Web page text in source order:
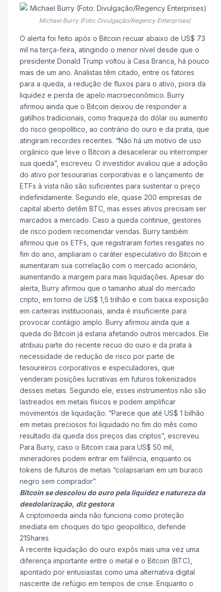
Michael Burry (Foto: Divulgação/Regency Enterprises)
O alerta foi feito após o Bitcoin recuar abaixo de US$ 73
mil na terça-feira, atingindo o menor nível desde que o
presidente Donald Trump voltou à Casa Branca, há pouco
mais de um ano. Analistas têm citado, entre os fatores
para a queda, a redução de fluxos para o ativo, piora da
liquidez e perda de apelo macroeconômico. Burry
afirmou ainda que o Bitcoin deixou de responder a
gatilhos tradicionais, como fraqueza do dólar ou aumento
do risco geopolítico, ao contrário do ouro e da prata, que
atingiram recordes recentes. “Não há um motivo de uso
orgânico que leve o Bitcoin a desacelerar ou interromper
sua queda”, escreveu. O investidor avaliou que a adoção
do ativo por tesourarias corporativas e o lançamento de
ETFs à vista não são suficientes para sustentar o preço
indefinidamente. Segundo ele, quase 200 empresas de
capital aberto detêm BTC, mas esses ativos precisam ser
marcados a mercado. Caso a queda continue, gestores
de risco podem recomendar vendas. Burry também
afirmou que os ETFs, que registraram fortes resgates no
fim do ano, ampliaram o caráter especulativo do Bitcoin e
aumentaram sua correlação com o mercado acionário,
aumentando a margem para mais liquidações. Apesar do
alerta, Burry afirmou que o tamanho atual do mercado
cripto, em torno de US$ 1,5 trilhão e com baixa exposição
em carteiras institucionais, ainda é insuficiente para
provocar contágio amplo. Burry afirmou ainda que a
queda do Bitcoin já estaria afetando outros mercados. Ele
atribuiu parte do recente recuo do ouro e da prata à
necessidade de redução de risco por parte de
tesoureiros corporativos e especuladores, que
venderam posições lucrativas em futuros tokenizados
desses metais. Segundo ele, esses instrumentos não são
lastreados em metais físicos e podem amplificar
movimentos de liquidação. “Parece que até US$ 1 bilhão
em metais preciosos foi liquidado no fim do mês como
resultado da queda dos preços das criptos”, escreveu.
Para Burry, caso o Bitcoin caia para US$ 50 mil,
mineradores podem entrar em falência, enquanto os
tokens de futuros de metais “colapsariam em um buraco
negro sem comprador”.
Bitcoin se descolou do ouro pela liquidez e natureza da
desdolarização, diz gestora
A criptomoeda ainda não funciona como proteção
imediata em choques do tipo geopolítico, defende
21Shares
A recente liquidação do ouro expôs mais uma vez uma
diferença importante entre o metal e o Bitcoin (BTC),
apontado por entusiastas como uma alternativa digital
nascente de refúgio em tempos de crise. Enquanto o